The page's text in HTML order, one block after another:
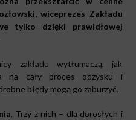
wiceprezes Zakładu
tylko dzięki prawidłowej
zakładu wytłumaczą, jak
na cały proces odzysku i
błędy mogą go zaburzyć.
. Trzy z nich – dla dorosłych i